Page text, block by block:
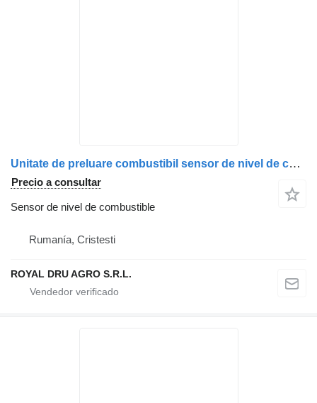
Unitate de preluare combustibil sensor de nivel de combustible para Scania 1424074/1373479/1541082 camión
Precio a consultar
Sensor de nivel de combustible
Rumanía, Cristesti
ROYAL DRU AGRO S.R.L.